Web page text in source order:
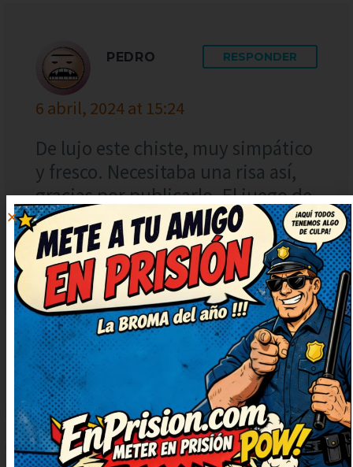
PEDRO
6 abril, 2024 at 15:24
RESPONDER
De lujo este chiste, muy simpático
y fresco. Necesitaba una risa así,
gracias por publicarlo. El juego de
palabras está finísimo, me ha
sorprendido. Prometo contarlo en
casa, nos encanta reír juntos.
DEJARUN
COMENTARIO